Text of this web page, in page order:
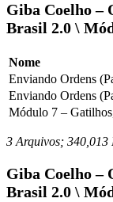
Giba Coelho –
Brasil 2.0 \
Nome
Enviando Ordens
Enviando Ordens
Módulo 7 –
3 Arquivos; 340,013
Giba Coelho –
Brasil 2.0 \